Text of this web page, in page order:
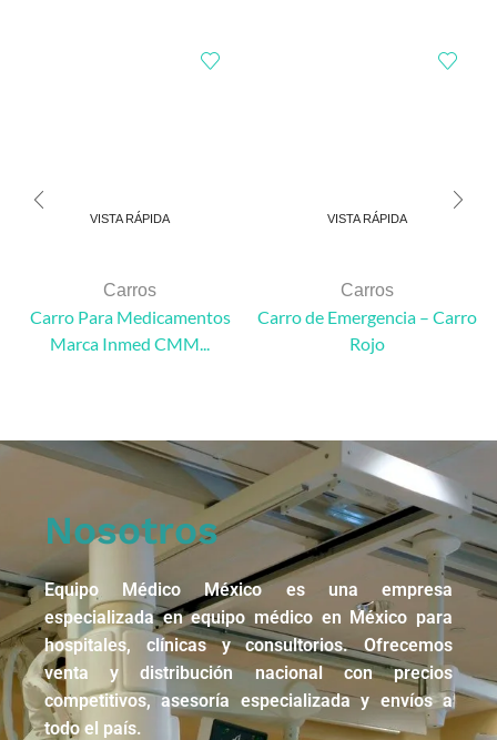
VISTA RÁPIDA
Carros
Carro Para Medicamentos
Marca Inmed CMM...
VISTA RÁPIDA
Carros
Carro de Emergencia – Carro
Rojo
Nosotros
Equipo Médico México es una empresa
especializada en equipo médico en México para
hospitales, clínicas y consultorios. Ofrecemos
venta y distribución nacional con precios
competitivos, asesoría especializada y envíos a
todo el país.